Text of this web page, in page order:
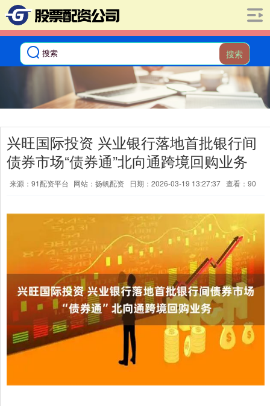
搜索
兴旺国际投资 兴业银行落地首批银行间
债券市场“债券通”北向通跨境回购业务
来源：91配资平台 网站：扬帆配资 日期：2026-03-19 13:27:37 查看：90